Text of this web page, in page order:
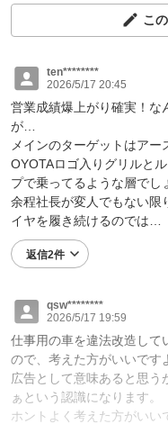
こ
ten********
2026/5/17 20:45
営業成績爆上がり確実！な
が…
メインのターゲットはア
OYOTAロゴ入りグリルと
プで乗ってるような層でし
余程社長が変人でもない限
イヤを履き続けるのでは…
返信2件
qsw********
2026/5/17 19:59
仕事用の車を違法改造して
ので、考えた方がいいです
広告として意味あると思う
ぁという認識になります。
ホントよく考えた方がいい